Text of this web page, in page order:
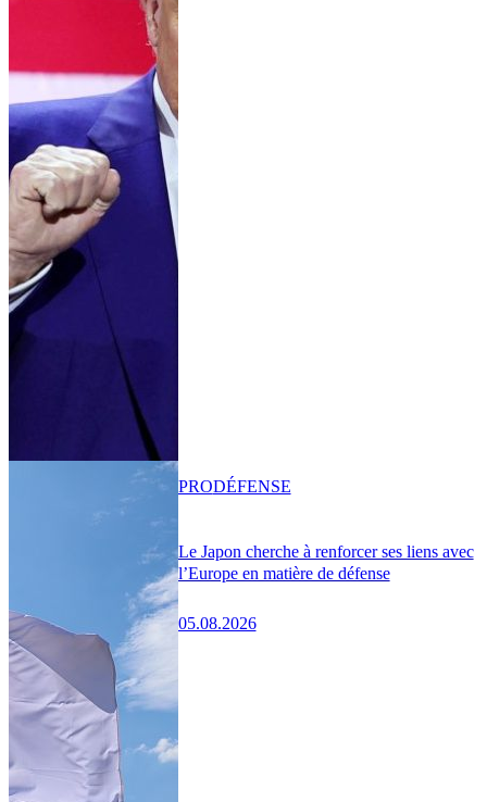
Le Japon cherche à renforcer ses liens avec
l’Europe en matière de défense
05.08.2026
PRODÉFENSE